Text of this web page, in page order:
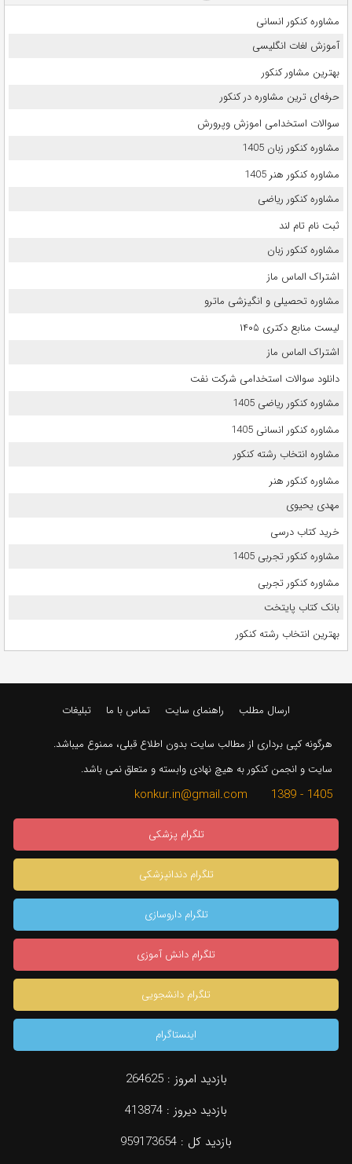
مشاوره کنکور انسانی
آموزش لغات انگلیسی
بهترین مشاور کنکور
حرفه‌ای ترین مشاوره در کنکور
سوالات استخدامی اموزش وپرورش
مشاوره کنکور زبان 1405
مشاوره کنکور هنر 1405
مشاوره کنکور ریاضی
ثبت نام تام لند
مشاوره کنکور زبان
اشتراک الماس ماز
مشاوره تحصیلی و انگیزشی ماترو
لیست منابع دکتری ۱۴۰۵
اشتراک الماس ماز
دانلود سوالات استخدامی شرکت نفت
مشاوره کنکور ریاضی 1405
مشاوره کنکور انسانی 1405
مشاوره انتخاب رشته کنکور
مشاوره کنکور هنر
مهدی یحیوی
خرید کتاب درسی
مشاوره کنکور تجربی 1405
مشاوره کنکور تجربی
بانک کتاب پایتخت
بهترین انتخاب رشته کنکور
ارسال مطلب راهنمای سایت تماس با ما تبلیغات
هرگونه کپی برداری از مطالب سایت بدون اطلاع قبلی، ممنوع میباشد.
سایت و انجمن کنکور به هیچ نهادی وابسته و متعلق نمی باشد.
1405 - 1389 konkur.in@gmail.com
تلگرام پزشکی
تلگرام دندانپزشکی
تلگرام داروسازی
تلگرام دانش آموزی
تلگرام دانشجویی
اینستاگرام
بازدید امروز :264625
بازدید دیروز : 413874
بازدید کل : 959173654